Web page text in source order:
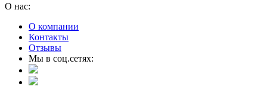
О нас:
О компании
Контакты
Отзывы
Мы в соц.сетях: